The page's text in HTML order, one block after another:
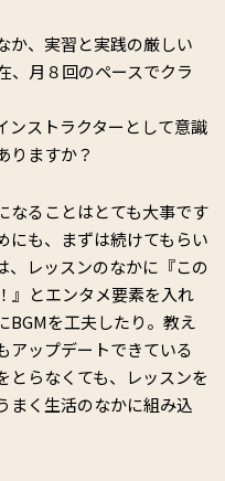
か、実習と実践の厳しい
、月８回のペースでクラ
ンストラクターとして意識
りますか？
なることはとても大事です
にも、まずは続けてもらい
、レッスンのなかに『この
』とエンタメ要素を入れ
BGMを工夫したり。教え
アップデートできている
とらなくても、レッスンを
まく生活のなかに組み込